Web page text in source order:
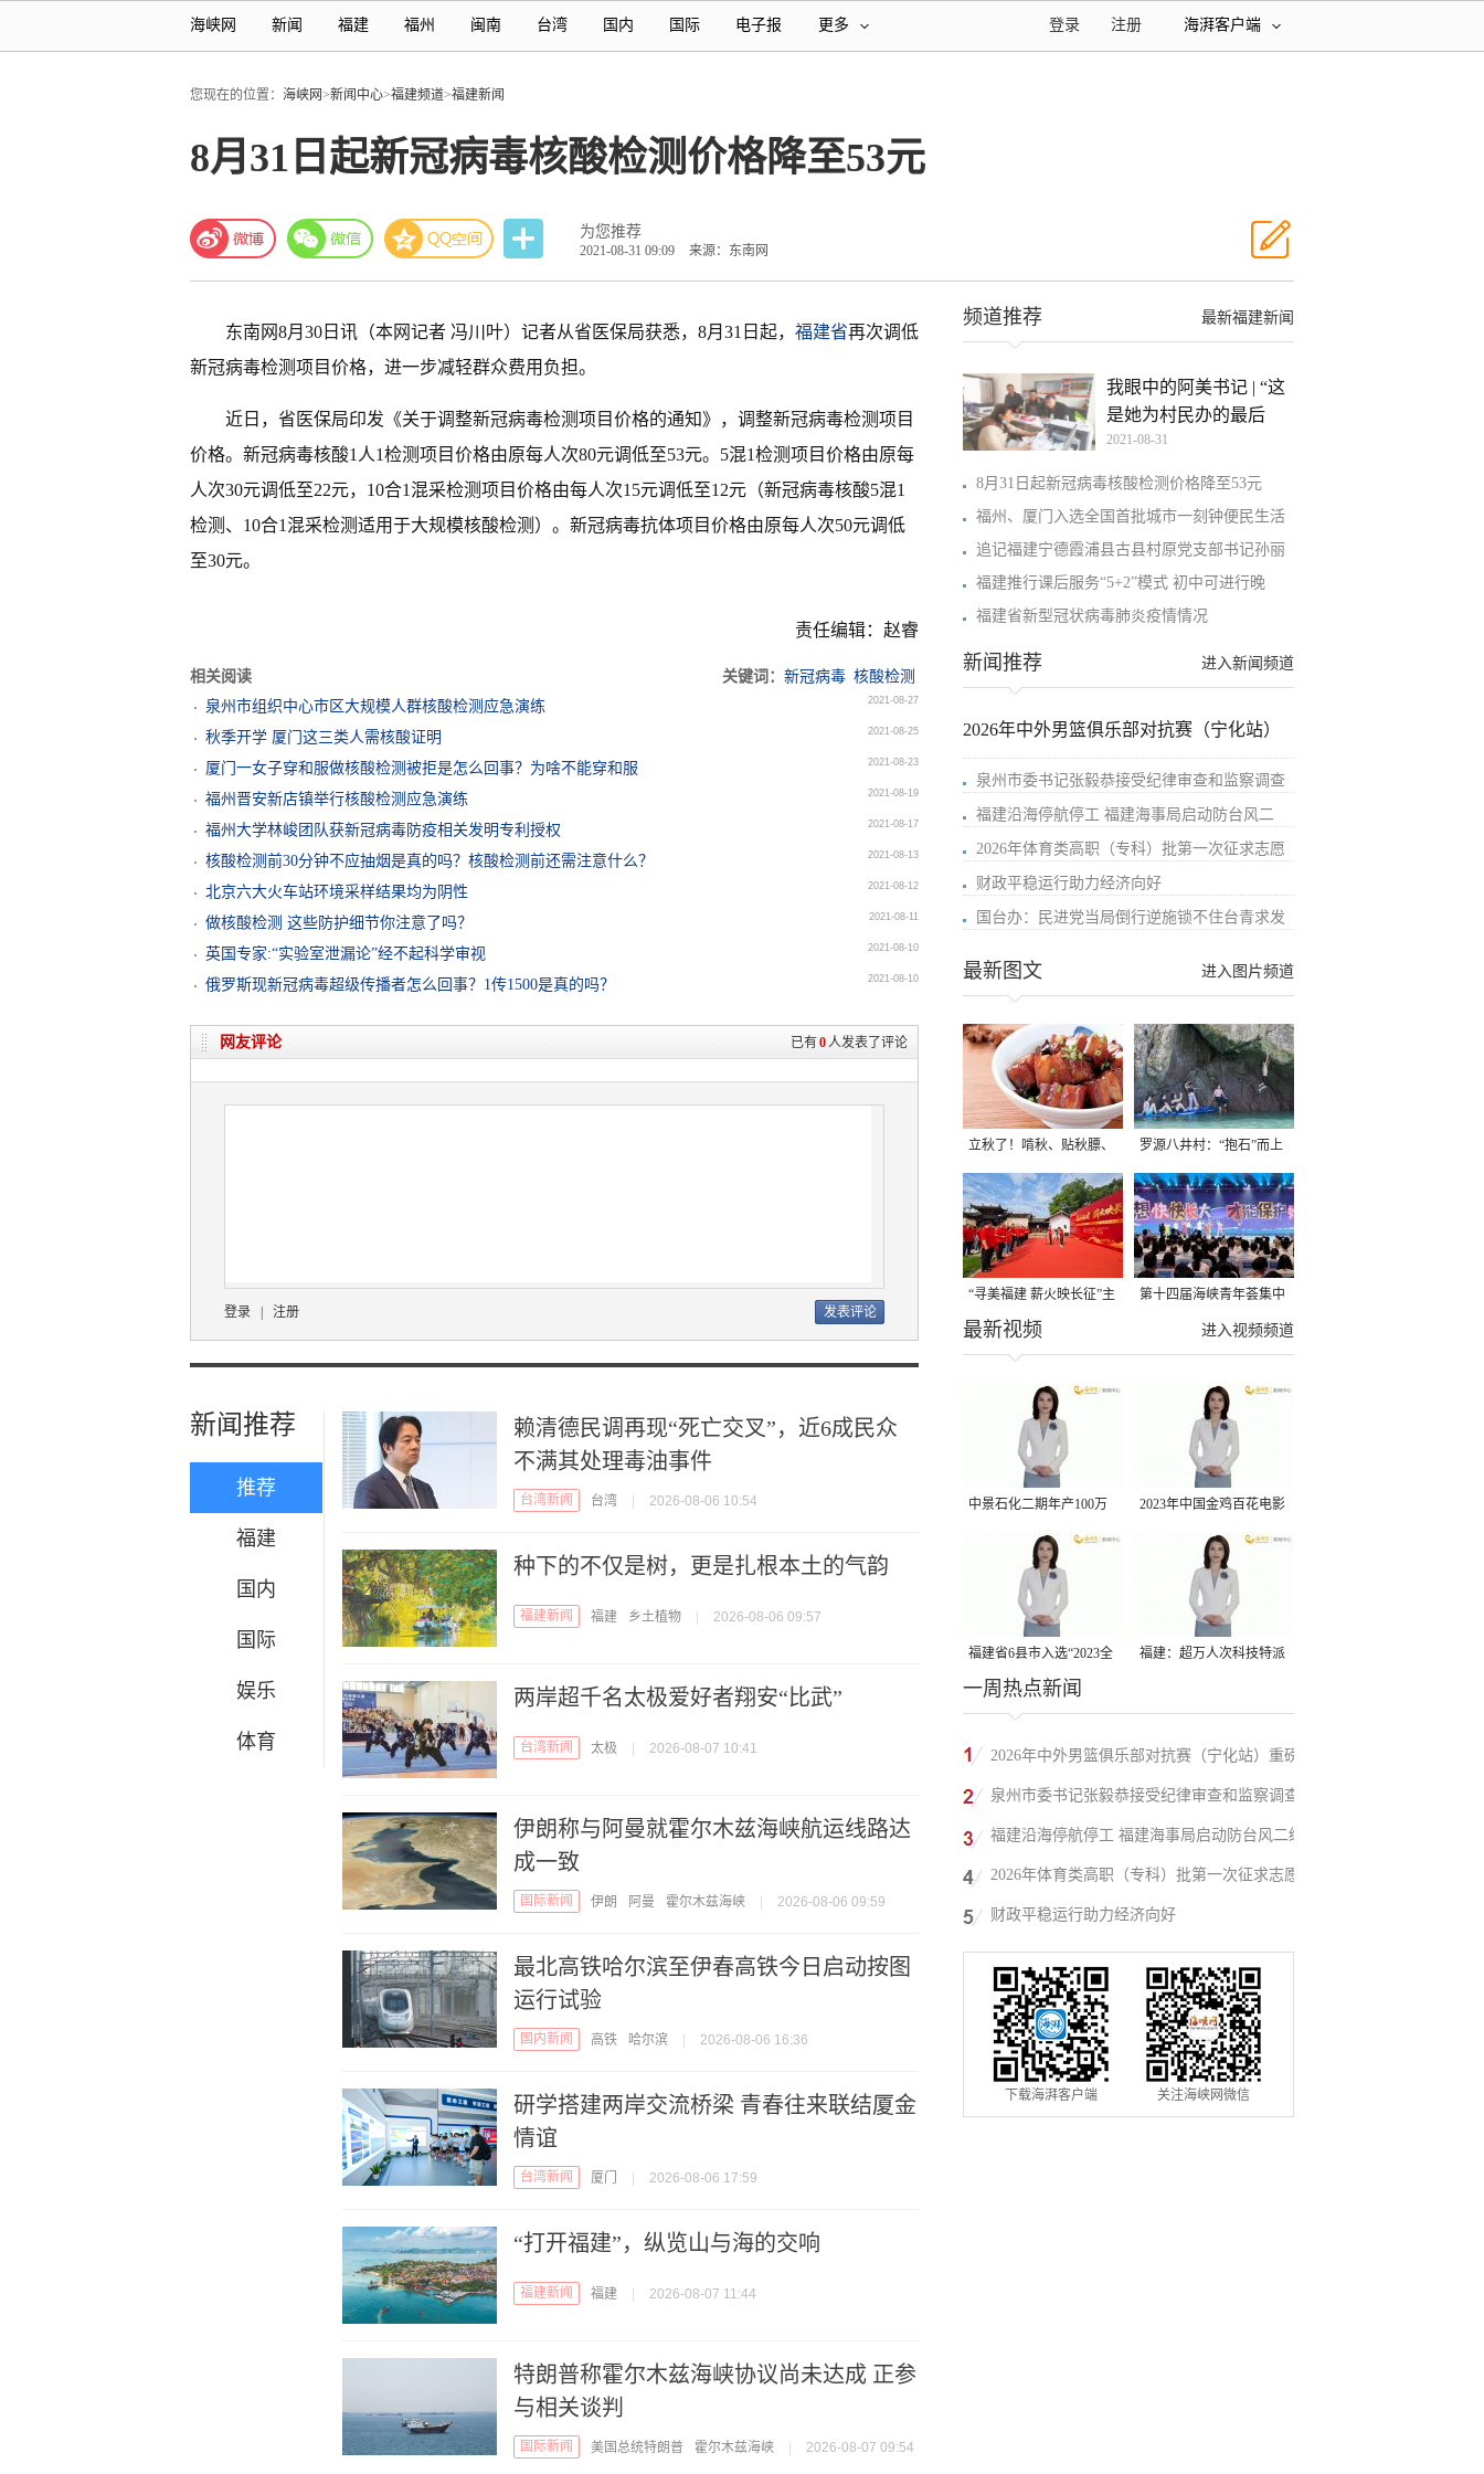
海峡网 新闻 福建 福州 闽南 台湾 国内 国际 电子报 更多 海湃客户端
注册
登录
您现在的位置： 海峡网>新闻中心>福建频道>福建新闻
8月31日起新冠病毒核酸检测价格降至53元
为您推荐
2021-08-31 09:09 来源：东南网
东南网8月30日讯（本网记者 冯川叶）记者从省医保局获悉，8月31日起， 福建省再次调低
新冠病毒检测项目价格，进一步减轻群众费用负担。
近日，省医保局印发《关于调整新冠病毒检测项目价格的通知》，调整新冠病毒检测项目
价格。新冠病毒核酸1人1检测项目价格由原每人次80元调低至53元。5混1检测项目价格由原每
人次30元调低至22元，10合1混采检测项目价格由每人次15元调低至12元（新冠病毒核酸5混1
检测、10合1混采检测适用于大规模核酸检测）。新冠病毒抗体项目价格由原每人次50元调低
至30元。
责任编辑：赵睿
相关阅读 关键词： 新冠病毒 核酸检测
泉州市组织中心市区大规模人群核酸检测应急演练
2021-08-27
秋季开学 厦门这三类人需核酸证明 2021-08-25
厦门一女子穿和服做核酸检测被拒是怎么回事？为啥不能穿和服 2021-08-23
福州晋安新店镇举行核酸检测应急演练 2021-08-19
福州大学林峻团队获新冠病毒防疫相关发明专利授权 2021-08-17
核酸检测前30分钟不应抽烟是真的吗？核酸检测前还需注意什么？ 2021-08-13
北京六大火车站环境采样结果均为阴性 2021-08-12
做核酸检测 这些防护细节你注意了吗？ 2021-08-11
英国专家:“实验室泄漏论”经不起科学审视 2021-08-10
俄罗斯现新冠病毒超级传播者怎么回事？1传1500是真的吗？ 2021-08-10
已有0人发表了评论
网友评论
登录 注册
新闻推荐
推荐
福建
国内
国际
娱乐
体育
赖清德民调再现“死亡交叉”，近6成民众
不满其处理毒油事件
台湾新闻 台湾 2026-08-06 10:54
种下的不仅是树，更是扎根本土的气韵
福建新闻 福建 乡土植物 2026-08-06 09:57
两岸超千名太极爱好者翔安“比武”
台湾新闻 太极 2026-08-07 10:41
伊朗称与阿曼就霍尔木兹海峡航运线路达
成一致
国际新闻 伊朗 阿曼 霍尔木兹海峡 2026-08-06 09:59
最北高铁哈尔滨至伊春高铁今日启动按图
运行试验
国内新闻 高铁 哈尔滨 2026-08-06 16:36
研学搭建两岸交流桥梁 青春往来联结厦金
情谊
台湾新闻 厦门 2026-08-06 17:59
“打开福建”，纵览山与海的交响
福建新闻 福建 2026-08-07 11:44
特朗普称霍尔木兹海峡协议尚未达成 正参
与相关谈判
国际新闻 美国总统特朗普 霍尔木兹海峡 2026-08-07 09:54
最新福建新闻
频道推荐
我眼中的阿美书记 | “这
是她为村民办的最后
2021-08-31
8月31日起新冠病毒核酸检测价格降至53元
福州、厦门入选全国首批城市一刻钟便民生活
追记福建宁德霞浦县古县村原党支部书记孙丽
福建推行课后服务“5+2”模式 初中可进行晚
福建省新型冠状病毒肺炎疫情情况
进入新闻频道
新闻推荐
2026年中外男篮俱乐部对抗赛（宁化站）
泉州市委书记张毅恭接受纪律审查和监察调查
福建沿海停航停工 福建海事局启动防台风二
2026年体育类高职（专科）批第一次征求志愿
财政平稳运行助力经济向好
国台办：民进党当局倒行逆施锁不住台青求发
进入图片频道
最新图文
立秋了！啃秋、贴秋膘、
晒秋，福建人这样过才够
味→
罗源八井村：“抱石”而上
“寻美福建 薪火映长征”主
题活动在龙岩长汀启动
第十四届海峡青年荟集中
阶段活动在福州举行
进入视频频道
最新视频
中景石化二期年产100万
吨丙烷脱氢项目建成中交
2023年中国金鸡百花电影
节有福电影巡展31日启动
福建省6县市入选“2023全
国县域发展潜力百强县”
福建：超万人次科技特派
一周热点新闻
2026年中外男篮俱乐部对抗赛（宁化站）重磅
来袭！抢票通道即将开启→
泉州市委书记张毅恭接受纪律审查和监察调查
福建沿海停航停工 福建海事局启动防台风二级
应急响应
2026年体育类高职（专科）批第一次征求志愿
填报
财政平稳运行助力经济向好
下载海湃客户端 关注海峡网微信